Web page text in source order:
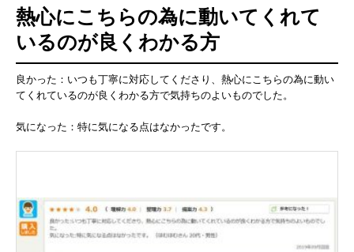
熱心にこちらの為に動いてくれて
いるのが良くわかる方
良かった：いつも丁寧に対応してくださり、熱心にこちらの為に動い
てくれているのが良くわかる方で気持ちのよいものでした。
気になった：特に気になる点はなかったです。